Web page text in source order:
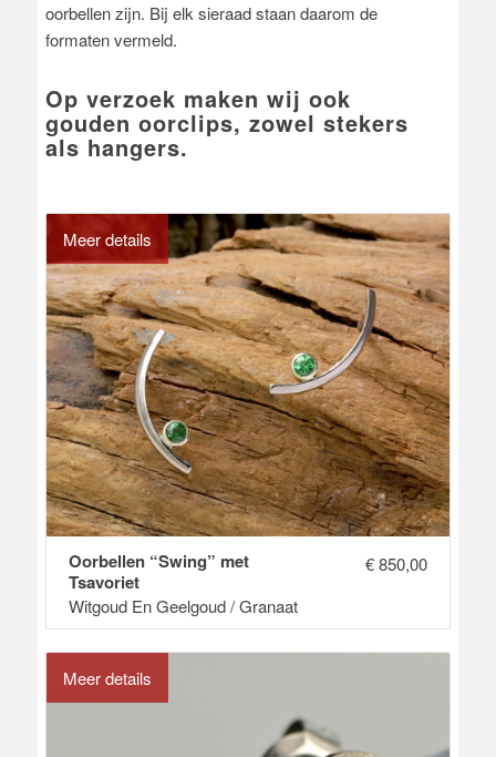
oorbellen zijn. Bij elk sieraad staan daarom de
formaten vermeld.
Op verzoek maken wij ook
gouden oorclips, zowel stekers
als hangers.
Meer details
Oorbellen “Swing” met
Tsavoriet
Witgoud En Geelgoud / Granaat
€850,00
Meer details